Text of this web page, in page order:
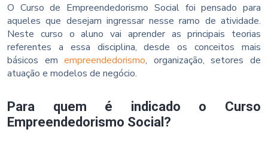
O Curso de Empreendedorismo Social foi pensado para
aqueles que desejam ingressar nesse ramo de atividade.
Neste curso o aluno vai aprender as principais teorias
referentes a essa disciplina, desde os conceitos mais
básicos emempreendedorismo, organização, setores de
atuação e modelos de negócio.
Para quem é indicado o Curso
Empreendedorismo Social?